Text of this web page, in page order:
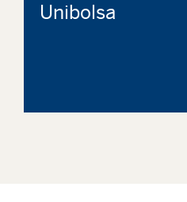
Unibolsa